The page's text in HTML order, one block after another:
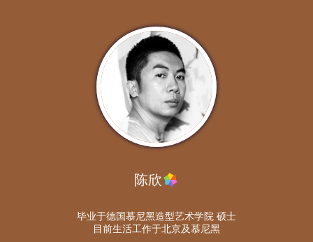
陈欣
毕业于德国慕尼黑造型艺术学院 硕士
目前生活工作于北京及慕尼黑